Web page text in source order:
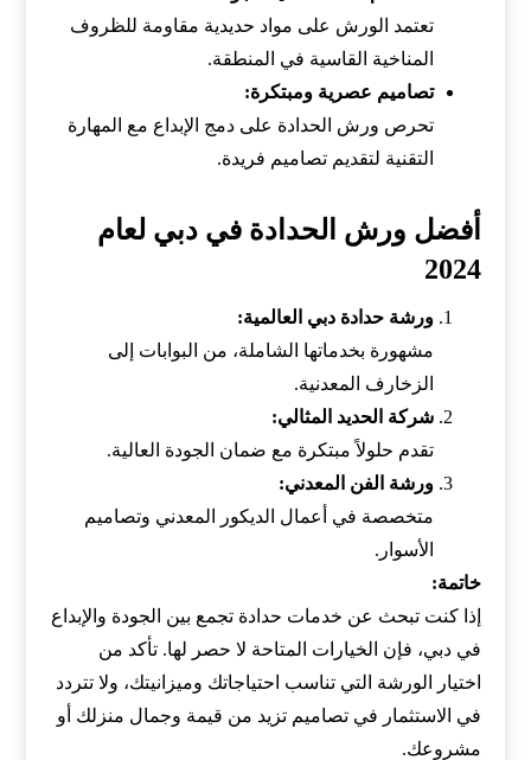
تعتمد الورش على مواد حديدية مقاومة للظروف
المناخية القاسية في المنطقة.
تصاميم عصرية ومبتكرة:
تحرص ورش الحدادة على دمج الإبداع مع المهارة
التقنية لتقديم تصاميم فريدة.
أفضل ورش الحدادة في دبي لعام
2024
ورشة حدادة دبي العالمية:
مشهورة بخدماتها الشاملة، من البوابات إلى
الزخارف المعدنية.
شركة الحديد المثالي:
تقدم حلولاً مبتكرة مع ضمان الجودة العالية.
ورشة الفن المعدني:
متخصصة في أعمال الديكور المعدني وتصاميم
الأسوار.
خاتمة:
إذا كنت تبحث عن خدمات حدادة تجمع بين الجودة والإبداع
في دبي، فإن الخيارات المتاحة لا حصر لها. تأكد من
اختيار الورشة التي تناسب احتياجاتك وميزانيتك، ولا تتردد
في الاستثمار في تصاميم تزيد من قيمة وجمال منزلك أو
مشروعك.